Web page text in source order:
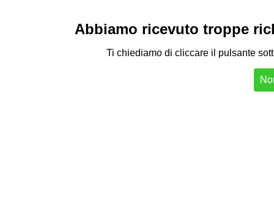
Abbiamo ricevuto troppe
Ti chiediamo di cliccare il pulsante